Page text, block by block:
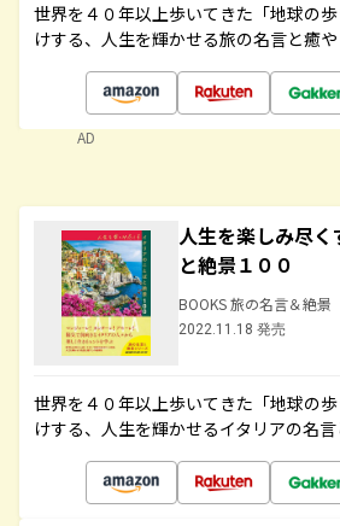
世界を４０年以上歩いてきた「地球の
けする、人生を輝かせる旅の名言と癒
AD
人生を楽しみ尽
と絶景１００
BOOKS 旅の名言＆絶景
2022.11.18 発売
世界を４０年以上歩いてきた「地球の
けする、人生を輝かせるイタリアの名